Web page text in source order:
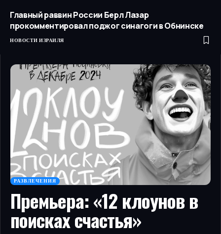
Главный раввин России Берл Лазар
прокомментировал поджог синагоги в Обнинске
НОВОСТИ ИЗРАИЛЯ
РАЗВЛЕЧЕНИЯ
Премьера: «12 клоунов в
поисках счастья»